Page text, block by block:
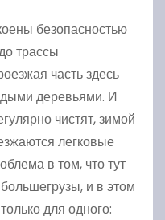
безопасностью
трассы
часть здесь
деревьями. И
чистят, зимой
легковые
в том, что тут
и в этом
для одного: